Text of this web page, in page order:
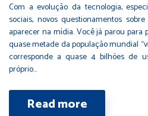
Com a evolução da tecnologia,
sociais, novos questionamentos
aparecer na mídia. Você já parou para
quase metade da população mundial
corresponde a quase 4 bilhões de
próprio…
Read more